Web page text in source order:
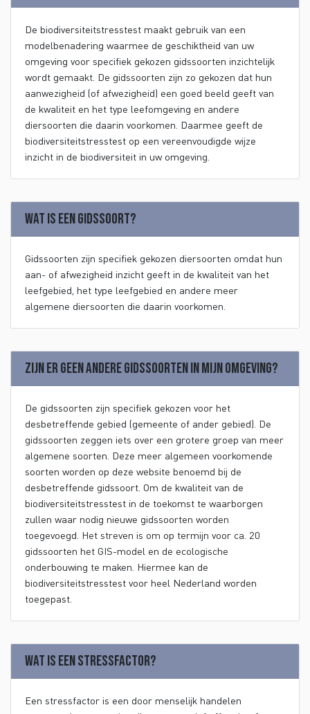
De biodiversiteitstresstest maakt gebruik van een
modelbenadering waarmee de geschiktheid van uw
omgeving voor specifiek gekozen gidssoorten inzichtelijk
wordt gemaakt. De gidssoorten zijn zo gekozen dat hun
aanwezigheid (of afwezigheid) een goed beeld geeft van
de kwaliteit en het type leefomgeving en andere
diersoorten die daarin voorkomen. Daarmee geeft de
biodiversiteitstresstest op een vereenvoudigde wijze
inzicht in de biodiversiteit in uw omgeving.
Wat is een gidssoort?
Gidssoorten zijn specifiek gekozen diersoorten omdat hun
aan- of afwezigheid inzicht geeft in de kwaliteit van het
leefgebied, het type leefgebied en andere meer
algemene diersoorten die daarin voorkomen.
Zijn er geen andere gidssoorten in mijn omgeving?
De gidssoorten zijn specifiek gekozen voor het
desbetreffende gebied (gemeente of ander gebied). De
gidssoorten zeggen iets over een grotere groep van meer
algemene soorten. Deze meer algemeen voorkomende
soorten worden op deze website benoemd bij de
desbetreffende gidssoort. Om de kwaliteit van de
biodiversiteitstresstest in de toekomst te waarborgen
zullen waar nodig nieuwe gidssoorten worden
toegevoegd. Het streven is om op termijn voor ca. 20
gidssoorten het GIS-model en de ecologische
onderbouwing te maken. Hiermee kan de
biodiversiteitstresstest voor heel Nederland worden
toegepast.
Wat is een stressfactor?
Een stressfactor is een door menselijk handelen